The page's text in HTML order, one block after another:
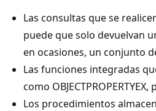
Las consultas que se
puede que solo devuelvan
en ocasiones, un conjunto
Las funciones integradas
como
Los procedimientos